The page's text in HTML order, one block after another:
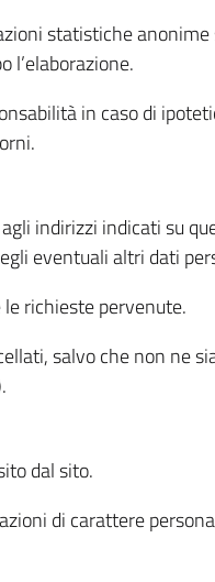
statistiche
l’elaborazione.
in caso di
indirizzi indicati su
eventuali altri dati
richieste pervenute.
salvo che non ne
dal sito.
di carattere